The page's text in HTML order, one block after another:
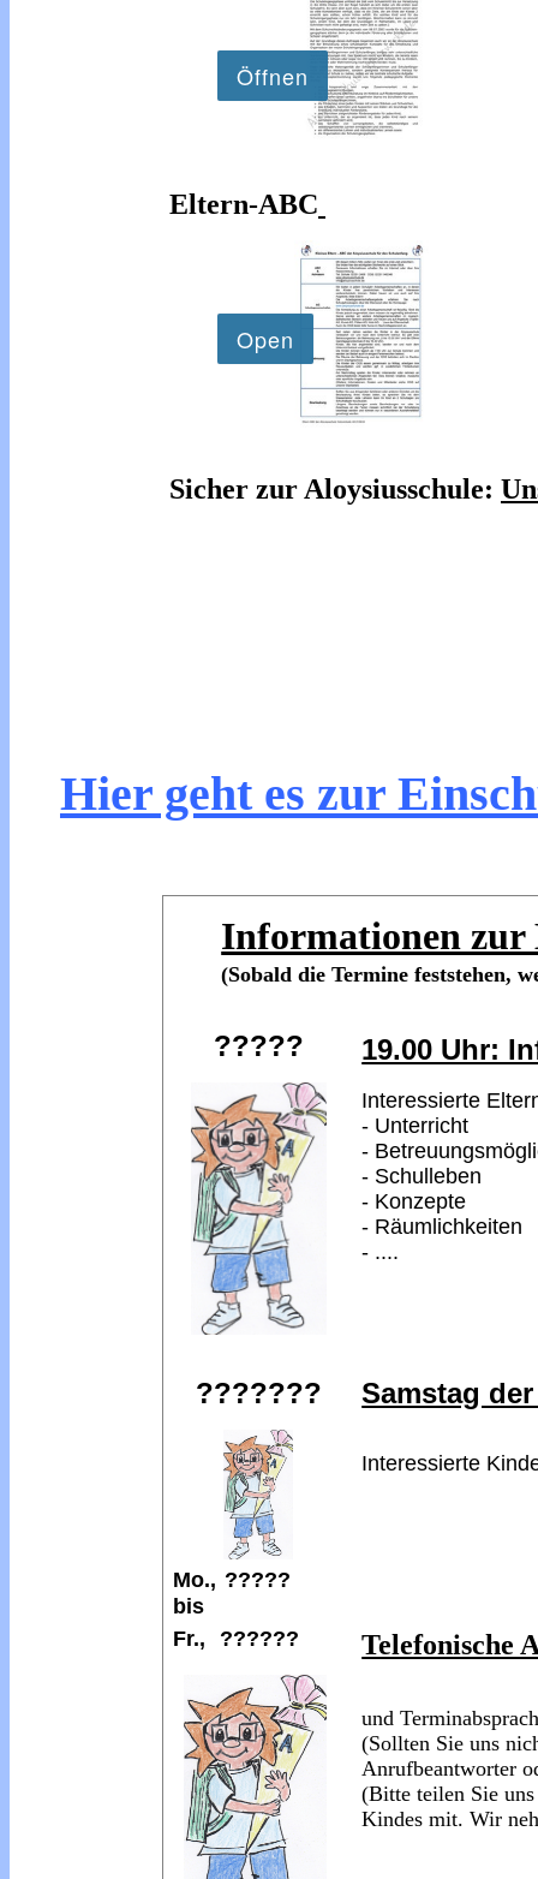
Eltern-ABC
Sicher zur Aloysiusschule:
Hier geht es zur
Informationen zur
(Sobald die Termine feststehen,
????? 19.00 Uhr:
Interessierte
- Unterricht
-
- Schulleben
- Konzepte
- Räumlichkeiten
- ....
??????? Samstag
Interessierte
Mo., ?????
bis
Fr.,
?????? Telefonische
und
(Sollten Sie uns
Anrufbeantworter
(Bitte teilen Sie
Kindes mit. Wir